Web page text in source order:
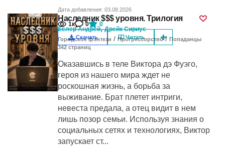
Дата добавления: 03.08.2026
1к 0 0
Скачать Читать
Наследник $$$ уровня. Трилогия
Еслер Андрей,Дрейк Сириус
Городское фэнтези / Прогрессорство/ Попаданцы
342cтраниц
Оказавшись в теле Виктора дэ Фуэго,
героя из нашего мира ждет не
роскошная жизнь, а борьба за
выживание. Брат плетет интриги,
невеста предала, а отец видит в нем
лишь позор семьи. Используя знания о
социальных сетях и технологиях, Виктор
запускает ст...